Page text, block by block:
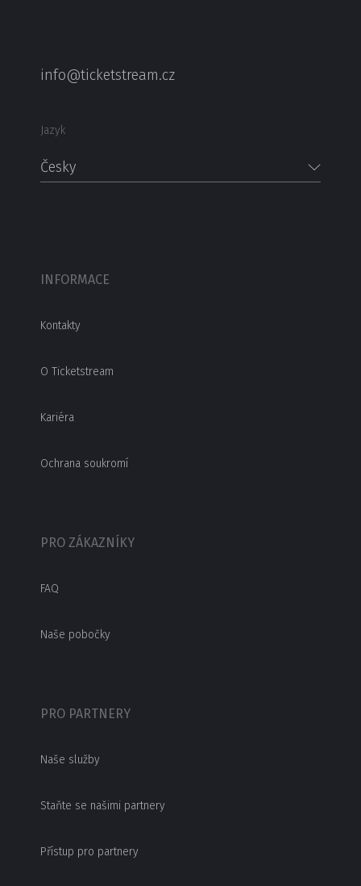
info@ticketstream.cz
Jazyk
Česky
INFORMACE
Kontakty
O Ticketstream
Kariéra
Ochrana soukromí
PRO ZÁKAZNÍKY
FAQ
Naše pobočky
PRO PARTNERY
Naše služby
Staňte se našimi partnery
Přístup pro partnery